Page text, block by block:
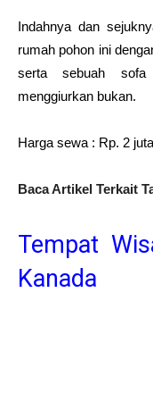
Indahnya dan
rumah pohon ini
serta sebuah sofa
menggiurkan bukan.
Harga sewa : Rp. 2
Baca Artikel Terkait
Tempat
Kanada